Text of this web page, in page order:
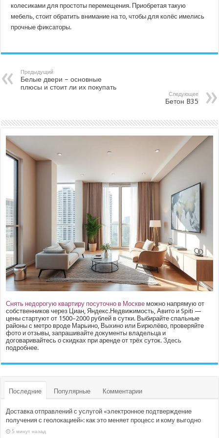
колесиками для простоты перемещения. Приобретая такую
мебель, стоит обратить внимание на то, чтобы для колёс имелись
прочные фиксаторы.
Предыдущий
Белые двери – основные
плюсы и стоит ли их покупать
Следующее
Бетон B35
Снять недорогую квартиру посуточно в Москве можно напрямую от
собственников через Циан, Яндекс.Недвижимость, Авито и Spiti —
цены стартуют от 1500–2000 рублей в сутки. Выбирайте спальные
районы с метро вроде Марьино, Выхино или Бирюлёво, проверяйте
фото и отзывы, запрашивайте документы владельца и
договаривайтесь о скидках при аренде от трёх суток.Здесь
подробнее.
Последние Популярные Комментарии
Доставка отправлений с услугой «электронное подтверждение
получения с геолокацией»: как это меняет процесс и кому выгодно
5 минут назад